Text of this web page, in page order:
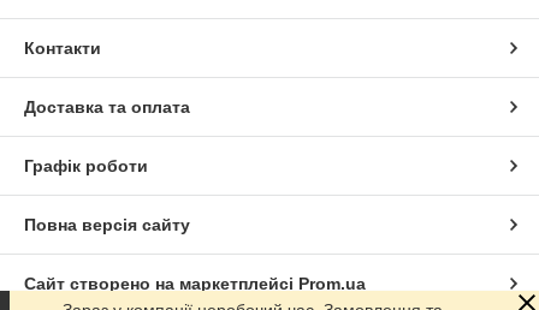
Контакти
Доставка та оплата
Графік роботи
Повна версія сайту
Сайт створено на маркетплейсі Prom.ua